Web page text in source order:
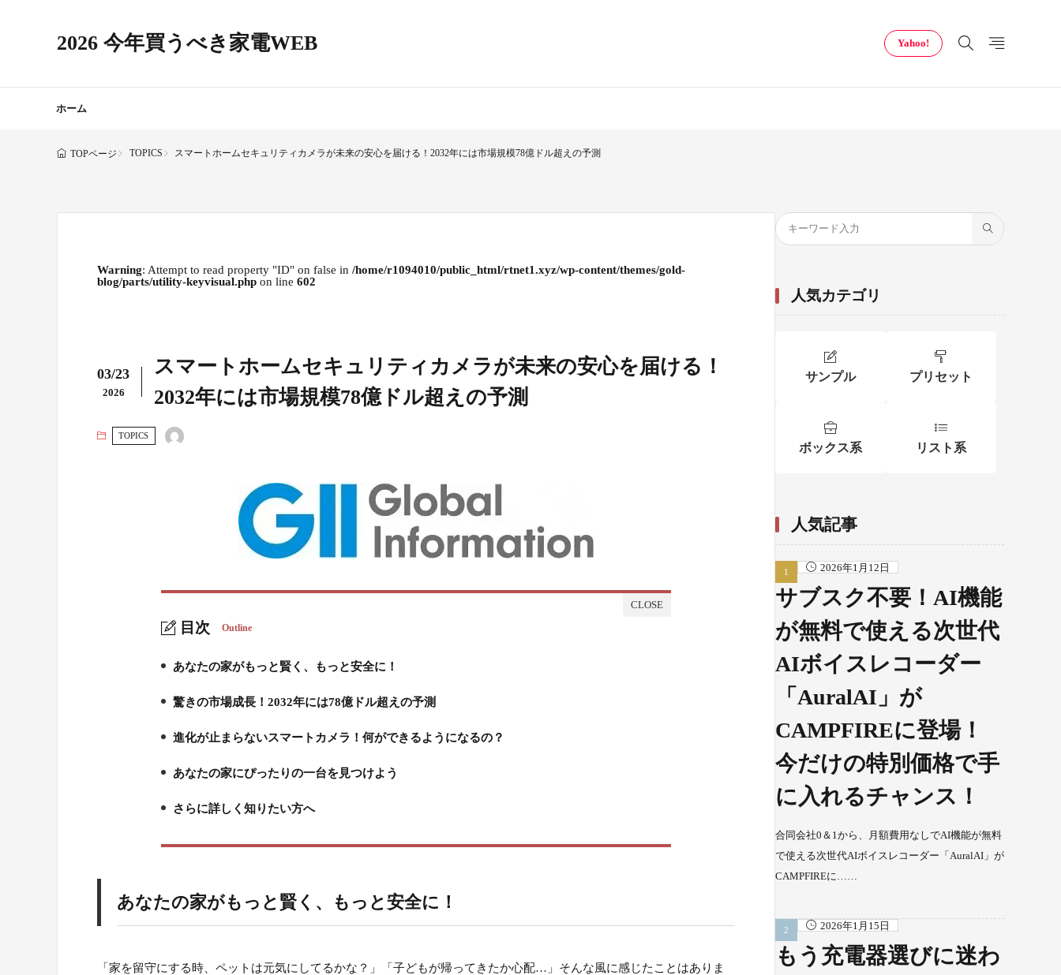
2026 今年買うべき家電WEB Yahoo!
ホーム
TOPページ TOPICS スマートホームセキュリティカメラが未来の安心を届ける！2032年には市場規模78億ドル超えの予測
Warning: Attempt to read property "ID" on false in /home/r1094010/public_html/rtnet1.xyz/wp-content/themes/gold-
blog/parts/utility-keyvisual.php on line 602
03/23
2026
スマートホームセキュリティカメラが未来の安心を届ける！
2032年には市場規模78億ドル超えの予測
TOPICS
目次 Outline
1.
あなたの家がもっと賢く、もっと安全に！
2.
驚きの市場成長！2032年には78億ドル超えの予測
3.
進化が止まらないスマートカメラ！何ができるようになるの？
4.
あなたの家にぴったりの一台を見つけよう
5.
さらに詳しく知りたい方へ
あなたの家がもっと賢く、もっと安全に！
「家を留守にする時、ペットは元気にしてるかな？」「子どもが帰ってきたか心配…」そんな風に感じたことはありま
人気カテゴリ
サンプル プリセット
ボックス系 リスト系
人気記事
2026年1月12日
サブスク不要！AI機能
が無料で使える次世代
AIボイスレコーダー
「AuralAI」が
CAMPFIREに登場！
今だけの特別価格で手
に入れるチャンス！
合同会社0＆1から、月額費用なしでAI機能が無料
で使える次世代AIボイスレコーダー「AuralAI」が
CAMPFIREに……
2026年1月15日
もう充電器選びに迷わ